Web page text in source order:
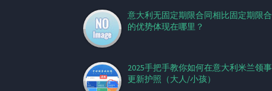
意大利无固定期限合同相比固定期限
的优势体现在哪里？
2025手把手教你如何在意大利米兰领
更新护照（大人/小孩）